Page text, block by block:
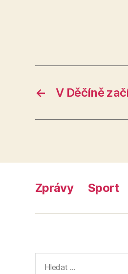
← V Děčíně
Zprávy Sport
vyhledávání: